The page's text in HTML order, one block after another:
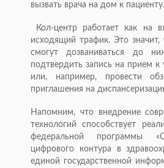
вызвать врача на дом к пациенту.
Кол-центр работает как на
исходящий трафик. Это значит,
смогут дозваниваться до
подтвердить запись на прием к
или, например, провести
приглашения на
Напомним, что внедрение
технологий способствует
федеральной программы
цифрового контура в
единой государственной